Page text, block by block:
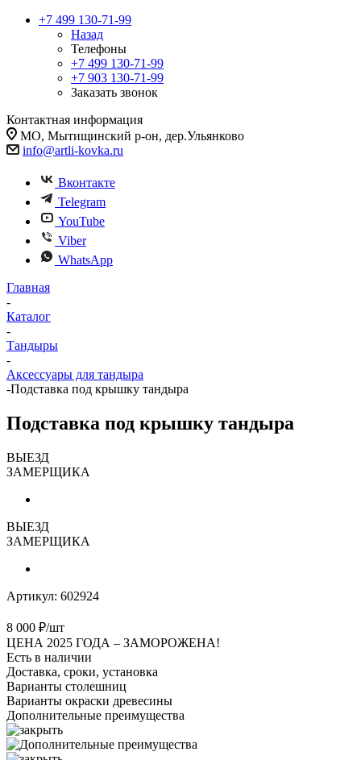
+7 499 130-71-99
Назад
Телефоны
+7 499 130-71-99
+7 903 130-71-99
Заказать звонок
Контактная информация
МО, Мытищинский р-он, дер.Ульянково
info@artli-kovka.ru
Вконтакте
Telegram
YouTube
Viber
WhatsApp
Главная
-
Каталог
-
Тандыры
-
Аксессуары для тандыра
-Подставка под крышку тандыра
Подставка под крышку тандыра
ВЫЕЗД
ЗАМЕРЩИКА
ВЫЕЗД
ЗАМЕРЩИКА
Артикул: 602924
8 000 ₽/шт
ЦЕНА 2025 ГОДА – ЗАМОРОЖЕНА!
Есть в наличии
Доставка, сроки, установка
Варианты столешниц
Варианты окраски древесины
Дополнительные преимущества